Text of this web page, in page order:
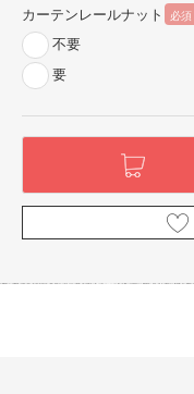
カーテンレールナット 必須
不要
要